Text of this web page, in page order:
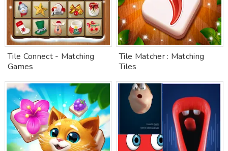
Tile Connect - Matching
Games
Tile Matcher : Matching
Tiles